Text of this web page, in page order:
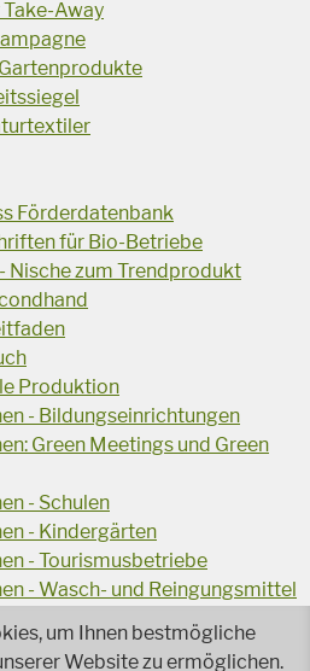
Away
Förderdatenbank
für Bio-Betriebe
Nische zum Trendprodukt
Produktion
- Bildungseinrichtungen
Green Meetings und Green
- Schulen
- Kindergärten
- Tourismusbetriebe
- Wasch- und Reingungsmittel
Ressourcen-Effizienz
von Elektroaltgeräten
um Ihnen bestmögliche
Website zu ermöglichen.